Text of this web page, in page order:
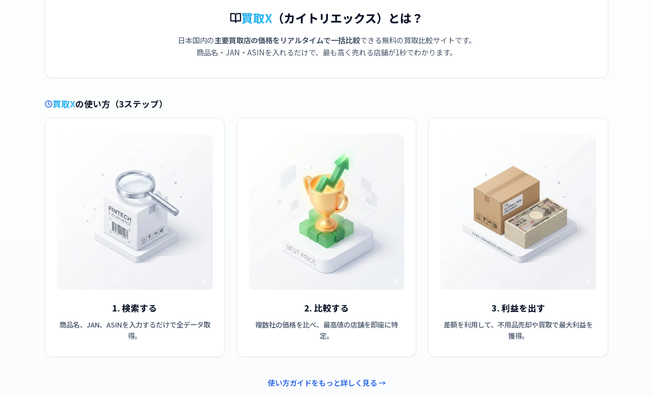
買取X （カイトリエックス）とは？
日本国内の主要買取店の価格をリアルタイムで一括比較できる無料の買取比較サイトです。
商品名・JAN・ASINを入れるだけで、最も高く売れる店舗が1秒でわかります。
買取Xの使い方（3ステップ）
1. 検索する
商品名、JAN、ASINを入力するだけで全データ取
得。
2. 比較する
複数社の価格を比べ、最高値の店舗を即座に特
定。
3. 利益を出す
差額を利用して、不用品売却や買取で最大利益を
獲得。
使い方ガイドをもっと詳しく見る →